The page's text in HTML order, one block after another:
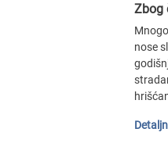
Zbog
nose